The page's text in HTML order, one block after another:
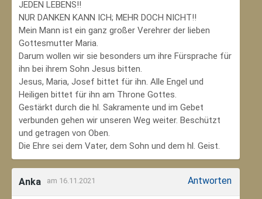
JEDEN LEBENS!!
NUR DANKEN KANN ICH; MEHR DOCH NICHT!!
Mein Mann ist ein ganz großer Verehrer der lieben
Gottesmutter Maria.
Darum wollen wir sie besonders um ihre Fürsprache für
ihn bei ihrem Sohn Jesus bitten.
Jesus, Maria, Josef bittet für ihn. Alle Engel und
Heiligen bittet für ihn am Throne Gottes.
Gestärkt durch die hl. Sakramente und im Gebet
verbunden gehen wir unseren Weg weiter. Beschützt
und getragen von Oben.
Die Ehre sei dem Vater, dem Sohn und dem hl. Geist.
Anka am 16.11.2021 Antworten